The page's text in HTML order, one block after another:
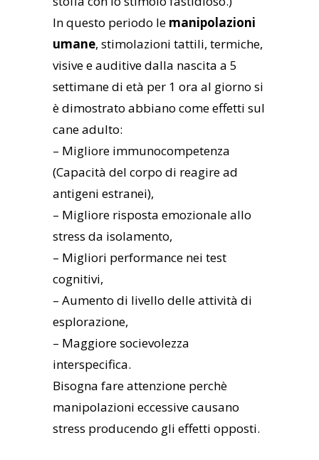
In questo periodo le manipolazioni
umane, stimolazioni tattili, termiche,
visive e auditive dalla nascita a 5
settimane di età per 1 ora al giorno si
è dimostrato abbiano come effetti sul
cane adulto:
– Migliore immunocompetenza
(Capacità del corpo di reagire ad
antigeni estranei),
– Migliore risposta emozionale allo
stress da isolamento,
– Migliori performance nei test
cognitivi,
– Aumento di livello delle attività di
esplorazione,
– Maggiore socievolezza
interspecifica.
Bisogna fare attenzione perchè
manipolazioni eccessive causano
stress producendo gli effetti opposti.